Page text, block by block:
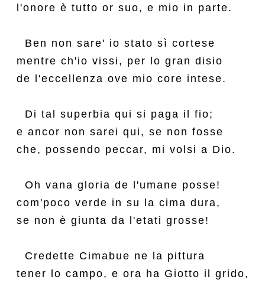
l'onore è tutto or suo, e mio in parte.
  Ben non sare' io stato sì cortese
mentre ch'io vissi, per lo gran disio
de l'eccellenza ove mio core intese.
  Di tal superbia qui si paga il fio;
e ancor non sarei qui, se non fosse
che, possendo peccar, mi volsi a Dio.
  Oh vana gloria de l'umane posse!
com'poco verde in su la cima dura,
se non è giunta da l'etati grosse!
  Credette Cimabue ne la pittura
tener lo campo, e ora ha Giotto il grido,